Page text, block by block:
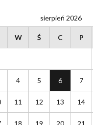
sierpień 2026
W Ś C P
4 5 6 7
11 12 13 14
18 19 20 21